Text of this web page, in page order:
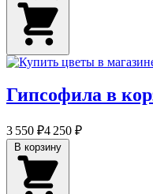
Гипсофила в
3 550 ₽4 250 ₽